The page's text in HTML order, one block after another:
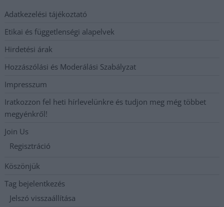
Adatkezelési tájékoztató
Etikai és függetlenségi alapelvek
Hirdetési árak
Hozzászólási és Moderálási Szabályzat
Impresszum
Iratkozzon fel heti hírlevelünkre és tudjon meg még többet
megyénkről!
Join Us
Regisztráció
Köszönjük
Tag bejelentkezés
Jelszó visszaállítása